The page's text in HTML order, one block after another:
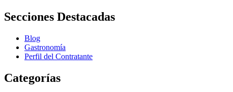
Secciones Destacadas
Blog
Gastronomía
Perfil del Contratante
Categorías